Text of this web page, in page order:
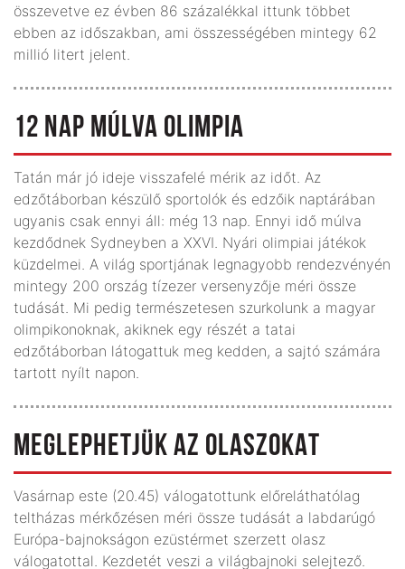
összevetve ez évben 86 százalékkal ittunk többet
ebben az időszakban, ami összességében mintegy 62
millió litert jelent.
12 NAP MÚLVA OLIMPIA
Tatán már jó ideje visszafelé mérik az időt. Az
edzőtáborban készülő sportolók és edzőik naptárában
ugyanis csak ennyi áll: még 13 nap. Ennyi idő múlva
kezdődnek Sydneyben a XXVI. Nyári olimpiai játékok
küzdelmei. A világ sportjának legnagyobb rendezvényén
mintegy 200 ország tízezer versenyzője méri össze
tudását. Mi pedig természetesen szurkolunk a magyar
olimpikonoknak, akiknek egy részét a tatai
edzőtáborban látogattuk meg kedden, a sajtó számára
tartott nyílt napon.
MEGLEPHETJÜK AZ OLASZOKAT
Vasárnap este (20.45) válogatottunk előreláthatólag
teltházas mérkőzésen méri össze tudását a labdarúgó
Európa-bajnokságon ezüstérmet szerzett olasz
válogatottal. Kezdetét veszi a világbajnoki selejtező.